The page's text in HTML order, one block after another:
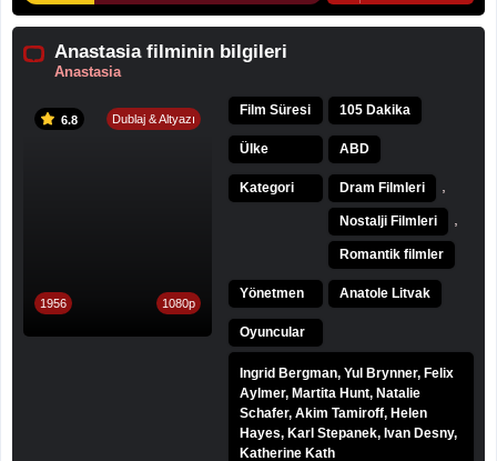
Anastasia filminin bilgileri
Anastasia
6.8 Dublaj & Altyazı
1956 1080p
Film Süresi 105 Dakika
Ülke ABD
Kategori Dram Filmleri
Nostalji Filmleri
Romantik filmler
Yönetmen Anatole Litvak
Oyuncular
Ingrid Bergman, Yul Brynner, Felix
Aylmer, Martita Hunt, Natalie
Schafer, Akim Tamiroff, Helen
Hayes, Karl Stepanek, Ivan Desny,
Katherine Kath